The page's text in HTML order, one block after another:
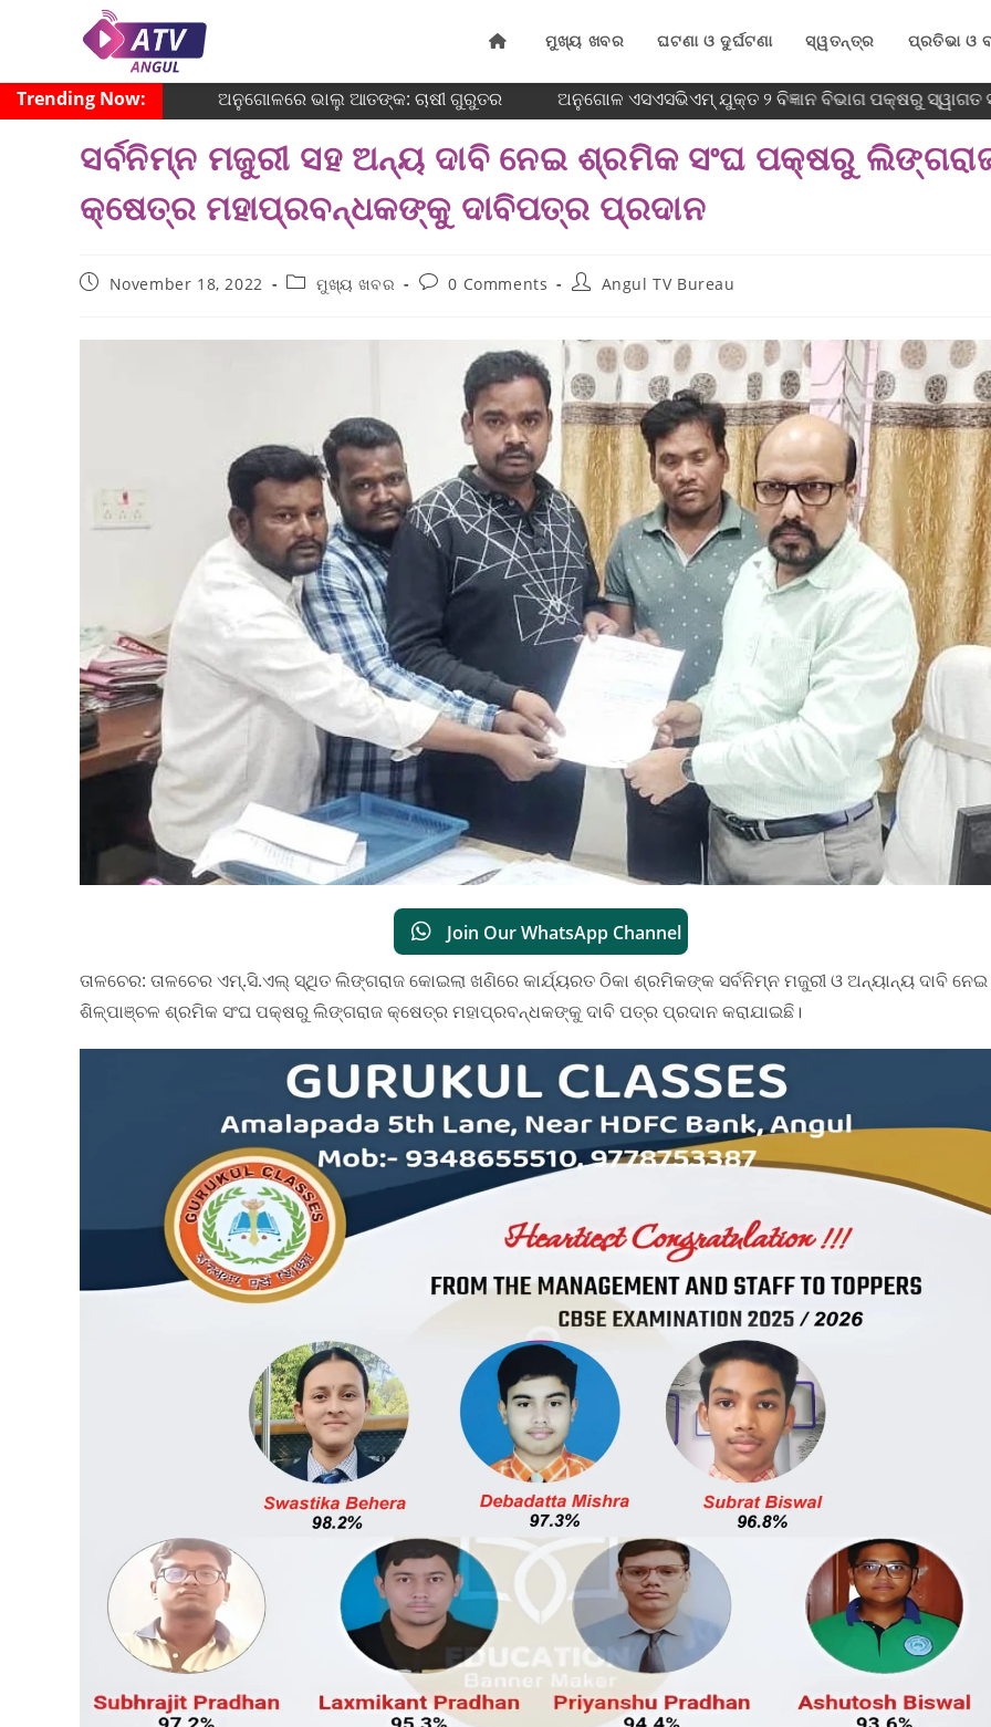
ମୁଖ୍ୟ ଖବର ଘଟଣା ଓ ଦୁର୍ଘଟଣା ସ୍ୱତନ୍ତ୍ର ପ୍ରତିଭା ଓ
Trending Now: ଅନୁଗୋଳରେ ଭାଲୁ ଆତଙ୍କ: ଚାଷୀ ଗୁରୁତର ଅନୁଗୋଳ ଏସଏସଭିଏମ୍ ଯୁକ୍ତ ୨ ବିଜ୍ଞାନ ବିଭାଗ ପକ୍ଷରୁ ସ୍ୱାଗତ
ସର୍ବନିମ୍ନ ମଜୁରୀ ସହ ଅନ୍ୟ ଦାବି ନେଇ ଶ୍ରମିକ ସଂଘ ପକ୍ଷରୁ
କ୍ଷେତ୍ର ମହାପ୍ରବନ୍ଧକଙ୍କୁ ଦାବିପତ୍ର ପ୍ରଦାନ
November 18, 2022 ମୁଖ୍ୟ ଖବର 0 Comments Angul TV Bureau
Join Our WhatsApp Channel
ତାଳଚେର: ତାଳଚେର ଏମ୍.ସି.ଏଲ୍ ସ୍ଥିତ ଲିଙ୍ଗରାଜ କୋଇଲା ଖଣିରେ କାର୍ଯ୍ୟରତ ଠିକା ଶ୍ରମିକଙ୍କ ସର୍ବନିମ୍ନ ମଜୁରୀ ଓ ଅନ୍ୟାନ୍ୟ ଦାବି ନେଇ
ଶିଳ୍ପାଞ୍ଚଳ ଶ୍ରମିକ ସଂଘ ପକ୍ଷରୁ ଲିଙ୍ଗରାଜ କ୍ଷେତ୍ର ମହାପ୍ରବନ୍ଧକଙ୍କୁ ଦାବି ପତ୍ର ପ୍ରଦାନ କରାଯାଇଛି।